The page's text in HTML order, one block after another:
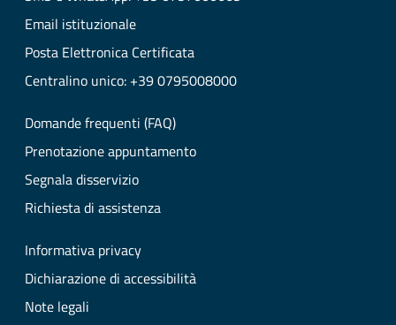
Email istituzionale
Posta Elettronica Certificata
Centralino unico: +39 0795008000
Domande frequenti (FAQ)
Prenotazione appuntamento
Segnala disservizio
Richiesta di assistenza
Informativa privacy
Dichiarazione di accessibilità
Note legali